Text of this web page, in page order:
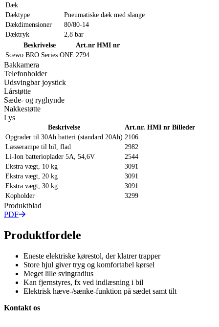
Dæk
Dæktype
Pneumatiske dæk med slange
Dækdimensioner
80/80-14
Dæktryk
2,8 bar
Beskrivelse
Art.nr HMI nr
Scewo BRO Series ONE 2794
Bakkamera
Telefonholder
Udsvingbar joystick
Lårstøtte
Sæde- og ryghynde
Nakkestøtte
Lys
Beskrivelse Art.nr. HMI nr Billeder
Opgrader til 30Ah batteri (standard 20Ah) 2106
Læsserampe til bil, flad
2982
Li-Ion batterioplader 5A, 54,6V
2544
Ekstra vægt, 10 kg
3091
Ekstra vægt, 20 kg
3091
Ekstra vægt, 30 kg
3091
Kopholder
3299
Produktblad
PDF
Produktfordele
Eneste elektriske kørestol, der klatrer trapper
Store hjul giver tryg og komfortabel kørsel
Meget lille svingradius
Kan fjernstyres, fx ved indlæsning i bil
Elektrisk hæve-/sænke-funktion på sædet samt tilt
Kontakt os